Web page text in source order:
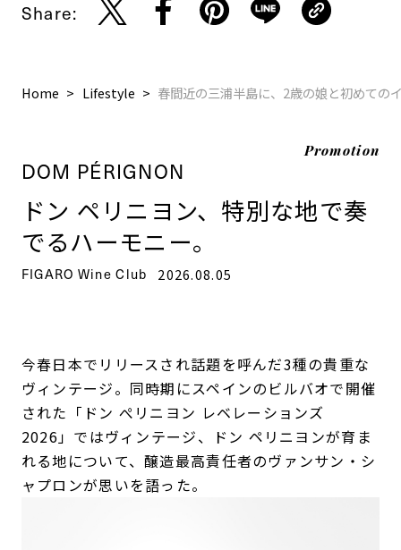
Share:
Home Lifestyle 春間近の三浦半島に、2歳の娘と初めての
Promotion
DOM PÉRIGNON
ドン ペリニヨン、特別な地で奏
でるハーモニー。
FIGARO Wine Club 2026.08.05
今春日本でリリースされ話題を呼んだ3種の貴重な
ヴィンテージ。同時期にスペインのビルバオで開催
された「ドン ぺリニヨン レベレーションズ
2026」ではヴィンテージ、ドン ペリニヨンが育ま
れる地について、醸造最高責任者のヴァンサン・シ
ャプロンが思いを語った。